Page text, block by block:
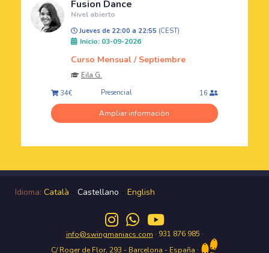
Fusion Dance
Nivel abierto
Jueves de 22:00 a 22:55 (CEST)
Inicio: 03-09-2026
Curso Mensual / Septiembre
Eila G.
34€
Presencial 16
Ampliar información
Idioma: Català - Castellano - English
info@swingmaniacs.com · 931 876 985 ·
C/ Roger de Flor, 293 - Barcelona - España ·